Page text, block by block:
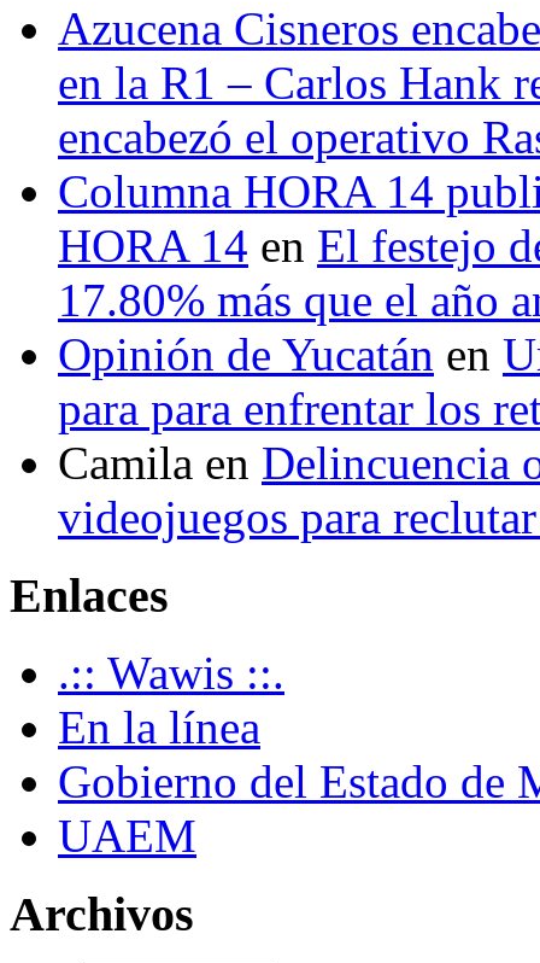
Azucena Cisneros
en la R1 – Carlos Hank
encabezó el operativo
Columna HORA 14
HORA 14 en El festejo
17.80% más que el año
Opinión de Yucatán en
para para enfrentar los
Camila en Delincuencia
videojuegos para
Enlaces
.:: Wawis ::.
En la línea
Gobierno del Estado de
UAEM
Archivos